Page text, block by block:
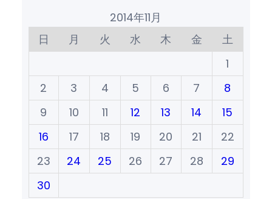
2014年11月
日
月 火 水 木 金
土
1
2
3 4 5 6 7
8
9
10 11 12 13 14
15
16
17 18 19 20 21
22
23
24 25 26 27 28
29
30